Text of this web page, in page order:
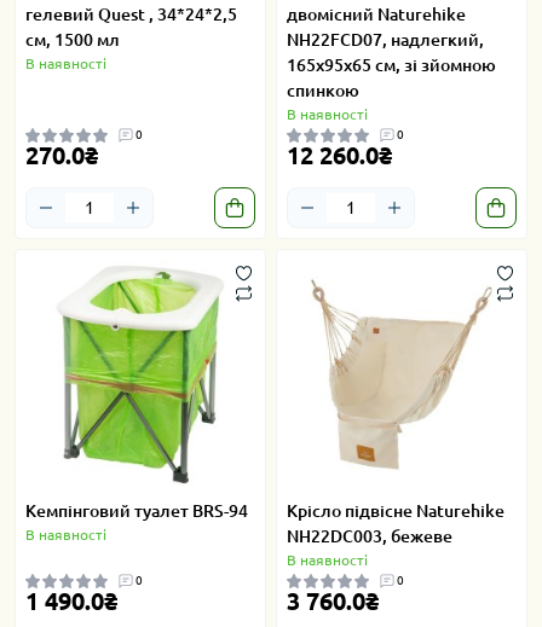
гелевий Quest , 34*24*2,5
см, 1500 мл
В наявності
0
270.0₴
двомісний Naturehike
NH22FCD07, надлегкий,
165x95x65 см, зі зйомною
спинкою
В наявності
0
12 260.0₴
Кемпінговий туалет BRS-94
В наявності
0
1 490.0₴
Крісло підвісне Naturehike
NH22DC003, бежеве
В наявності
0
3 760.0₴